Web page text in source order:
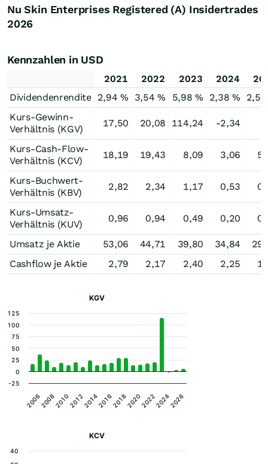
Nu Skin Enterprises Registered (A) Insidertrades
2026
Kennzahlen in USD
2021 2022 2023 2024
Dividendenrendite 2,94 % 3,54 % 5,98 % 2,38 %
Kurs-Gewinn-
Verhältnis (KGV)
17,50 20,08 114,24 -2,34
Kurs-Cash-Flow-
Verhältnis (KCV)
18,19 19,43 8,09 3,06
Kurs-Buchwert-
Verhältnis (KBV)
2,82 2,34 1,17 0,53
Kurs-Umsatz-
Verhältnis (KUV)
0,96 0,94 0,49 0,20
Umsatz je Aktie 53,06 44,71 39,80 34,84
Cashflow je Aktie
2,79 2,17 2,40 2,25
KGV
2010 2016 2022
20062008 20122014 20182020 20242026
-25
0
25
50
75
100
125
KCV
40